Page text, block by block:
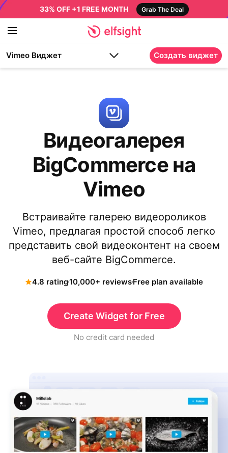
33% OFF +1 FREE MONTH Grab The Deal
Vimeo Виджет Создать виджет
Видеогалерея
BigCommerce на
Vimeo
Встраивайте галерею видеороликов
Vimeo, предлагая простой способ легко
представить свой видеоконтент на своем
веб-сайте BigCommerce.
4.8 rating10,000+ reviewsFree plan available
Create Widget for Free
No credit card needed